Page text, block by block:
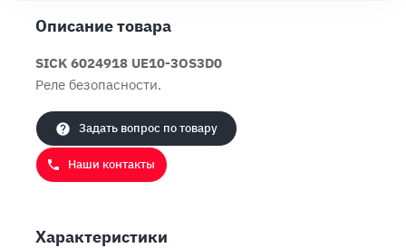
Описание товара
SICK 6024918 UE10-3OS3D0
Реле безопасности.
Задать вопрос по товару
Наши контакты
Характеристики